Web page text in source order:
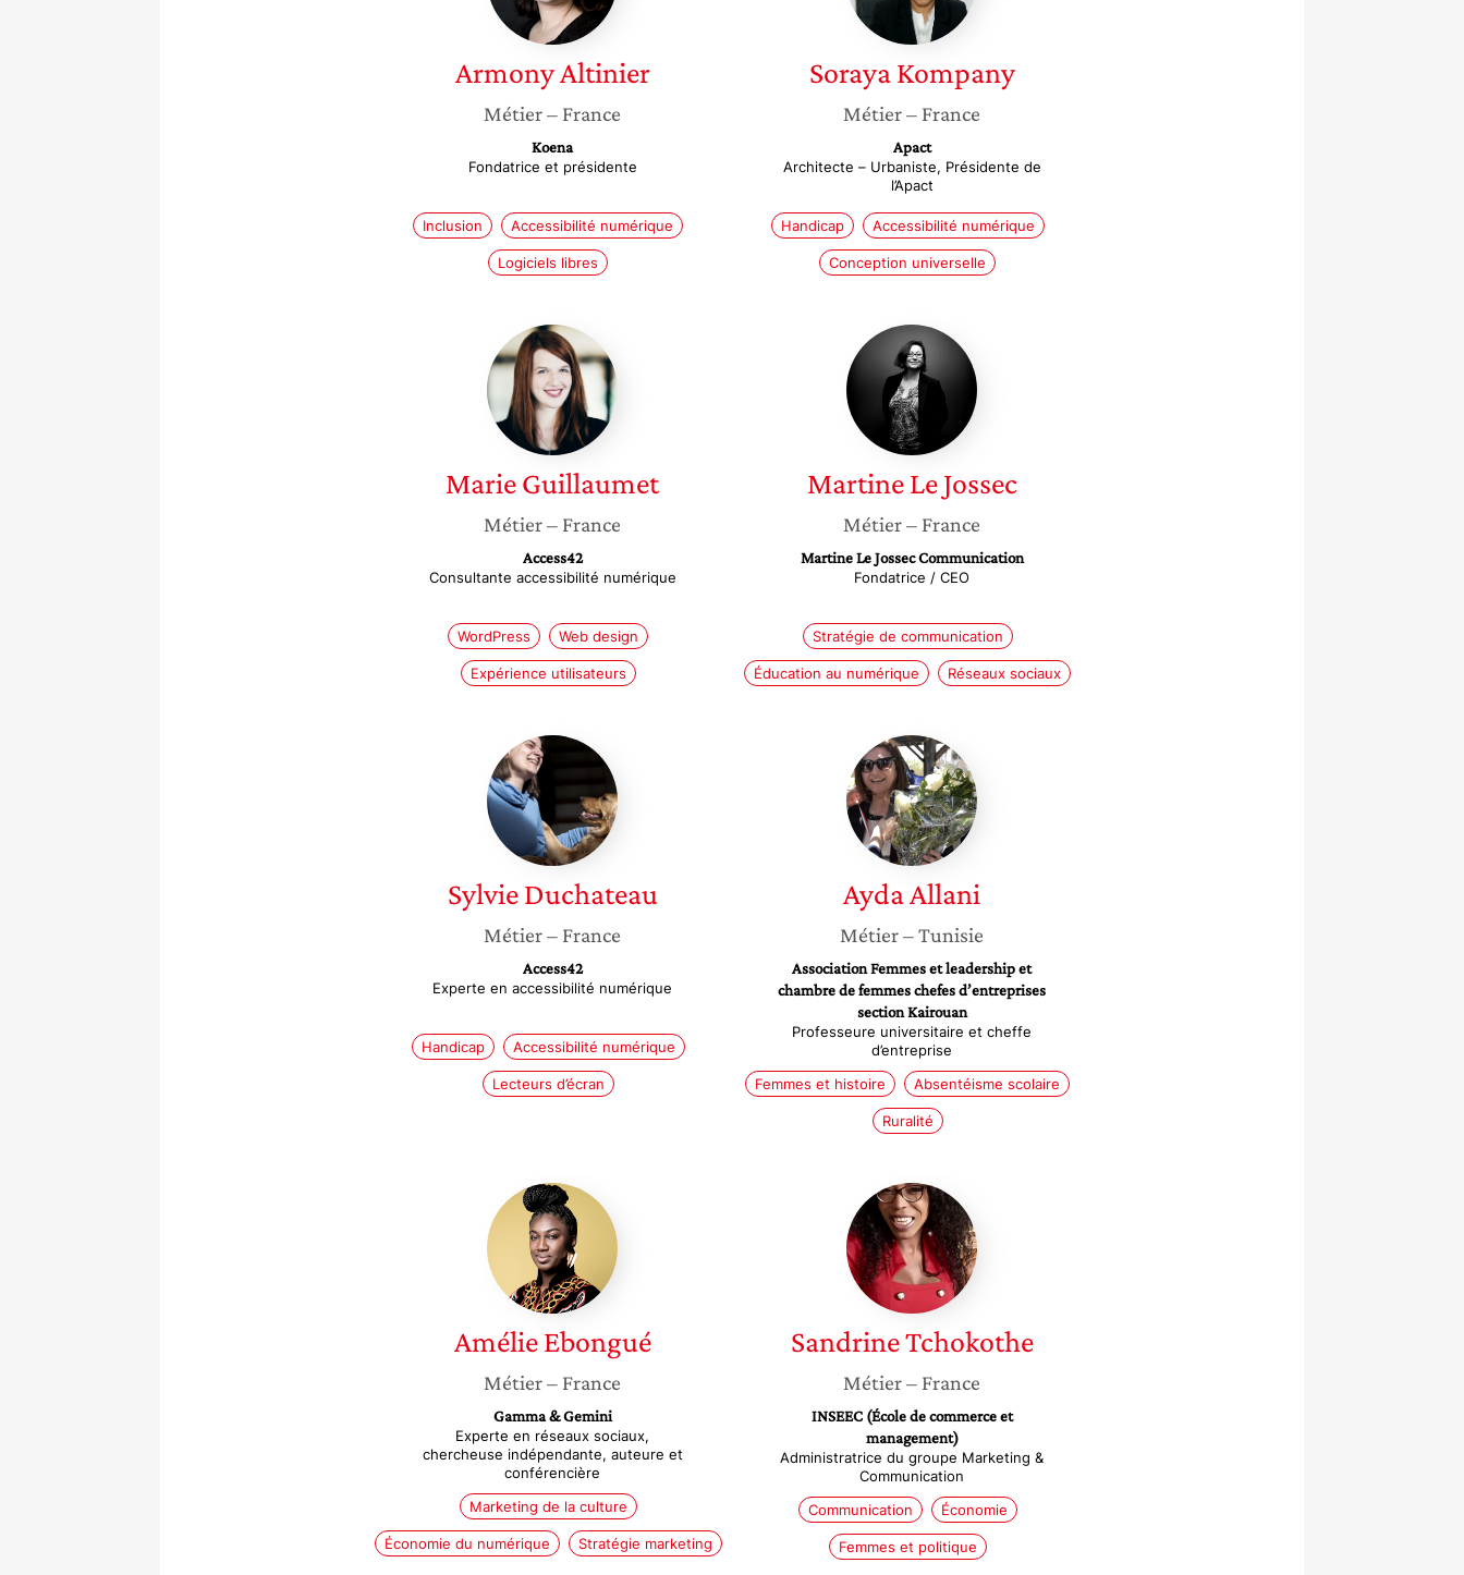
ArmonyAltinier
Métier– France
Koena
Fondatrice et présidente
Inclusion Accessibilité numérique
Logiciels libres
Soraya Kompany
Métier– France
Apact
Architecte – Urbaniste, Présidente de
l’Apact
Handicap Accessibilité numérique
Conception universelle
Marie
Guillaumet
MarieGuillaumet
Métier– France
Access42
Consultante accessibilité numérique
WordPress Web design
Expérience utilisateurs
Martine
Le
Jossec
Martine Le Jossec
Métier– France
Martine Le Jossec Communication
Fondatrice / CEO
Stratégie de communication
Éducation au numérique Réseaux sociaux
Sylvie
Duchateau
Sylvie Duchateau
Métier– France
Access42
Experte en accessibilité numérique
Handicap Accessibilité numérique
Lecteurs d’écran
Ayda
Allani
AydaAllani
Métier– Tunisie
Association Femmes et leadership et
chambre de femmes chefes d’entreprises
section Kairouan
Professeure universitaire et cheffe
d’entreprise
Femmes et histoire
Absentéisme scolaire
Ruralité
Amélie
Ebongué
Amélie Ebongué
Métier– France
Gamma & Gemini
Experte en réseaux sociaux,
chercheuse indépendante, auteure et
conférencière
Marketing de la culture
Économie du numérique Stratégie marketing
Sandrine
Tchokothe
SandrineTchokothe
Métier– France
INSEEC (École de commerce et
management)
Administratrice du groupe Marketing &
Communication
Communication
Économie
Femmes et politique